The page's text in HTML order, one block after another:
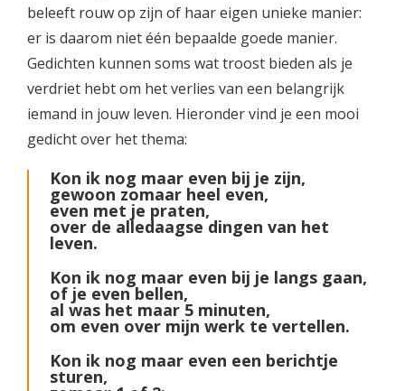
beleeft rouw op zijn of haar eigen unieke manier:
er is daarom niet één bepaalde goede manier.
Gedichten kunnen soms wat troost bieden als je
verdriet hebt om het verlies van een belangrijk
iemand in jouw leven. Hieronder vind je een mooi
gedicht over het thema:
Kon ik nog maar even bij je zijn,
gewoon zomaar heel even,
even met je praten,
over de alledaagse dingen van het
leven.
Kon ik nog maar even bij je langs gaan,
of je even bellen,
al was het maar 5 minuten,
om even over mijn werk te vertellen.
Kon ik nog maar even een berichtje
sturen,